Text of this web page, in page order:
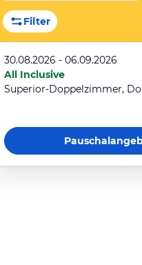
Filter
30.08.2026 - 06.09.2026
All Inclusive